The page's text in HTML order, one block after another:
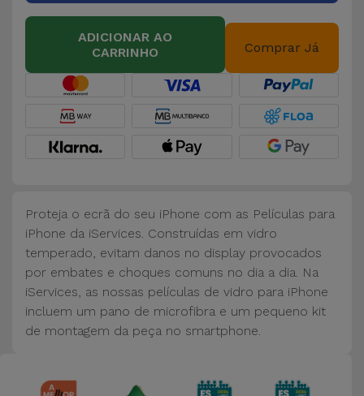
e Casa
Bolsas e
Malas
Localizadores
e Acessórios
Auto e
Bicicleta
Acessórios
de
Computador
iPad e
ADICIONAR AO
CARRINHO
Comprar Já
Proteja o ecrã do seu iPhone com as Películas para
iPhone da iServices. Construídas em vidro
temperado, evitam danos no display provocados
por embates e choques comuns no dia a dia. Na
iServices, as nossas películas de vidro para iPhone
incluem um pano de microfibra e um pequeno kit
de montagem da peça no smartphone.